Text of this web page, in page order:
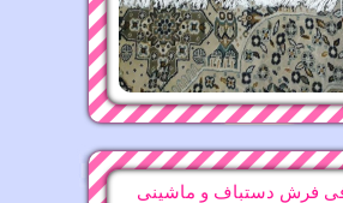
فرش دستباف و ماشینی